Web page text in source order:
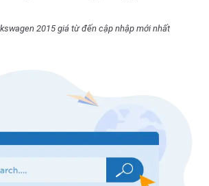
2015 giá từ đến cập nhập mới nhất